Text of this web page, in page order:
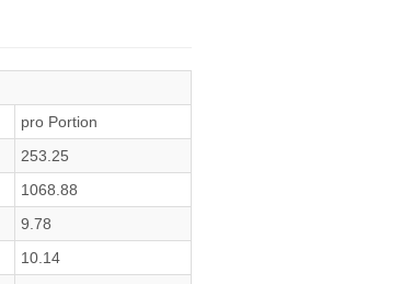
pro Portion
253.25
1068.88
9.78
10.14